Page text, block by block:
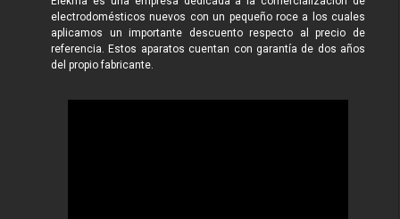
electrodomésticos nuevos con un pequeño roce a los cuales
aplicamos un importante descuento respecto al precio de
referencia. Estos aparatos cuentan con garantía de dos años
del propio fabricante.